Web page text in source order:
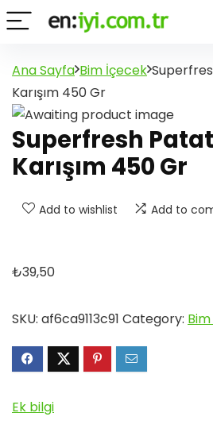
Ana Sayfa Bim İçecek
Karışım 450 Gr
Superfresh
Karışım 450 Gr
Add to wishlist Add to
₺39,50
SKU: af6ca9113c91 Category:
Ek bilgi